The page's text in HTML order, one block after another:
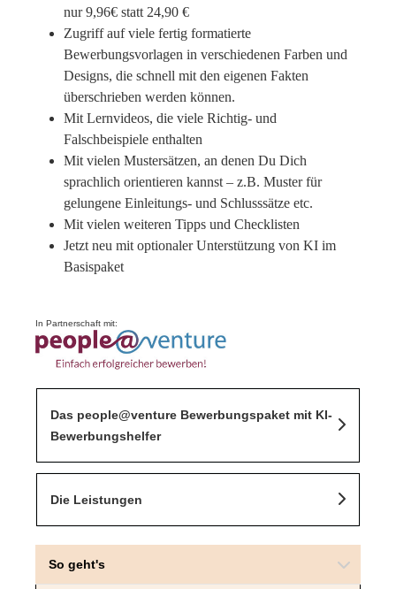
nur 9,96€ statt 24,90 €
Zugriff auf viele fertig formatierte
Bewerbungsvorlagen in verschiedenen Farben und
Designs, die schnell mit den eigenen Fakten
überschrieben werden können.
Mit Lernvideos, die viele Richtig- und
Falschbeispiele enthalten
Mit vielen Mustersätzen, an denen Du Dich
sprachlich orientieren kannst – z.B. Muster für
gelungene Einleitungs- und Schlusssätze etc.
Mit vielen weiteren Tipps und Checklisten
Jetzt neu mit optionaler Unterstützung von KI im
Basispaket
In Partnerschaft mit:
Das people@venture Bewerbungspaket mit KI-
Bewerbungshelfer
Die Leistungen
So geht's